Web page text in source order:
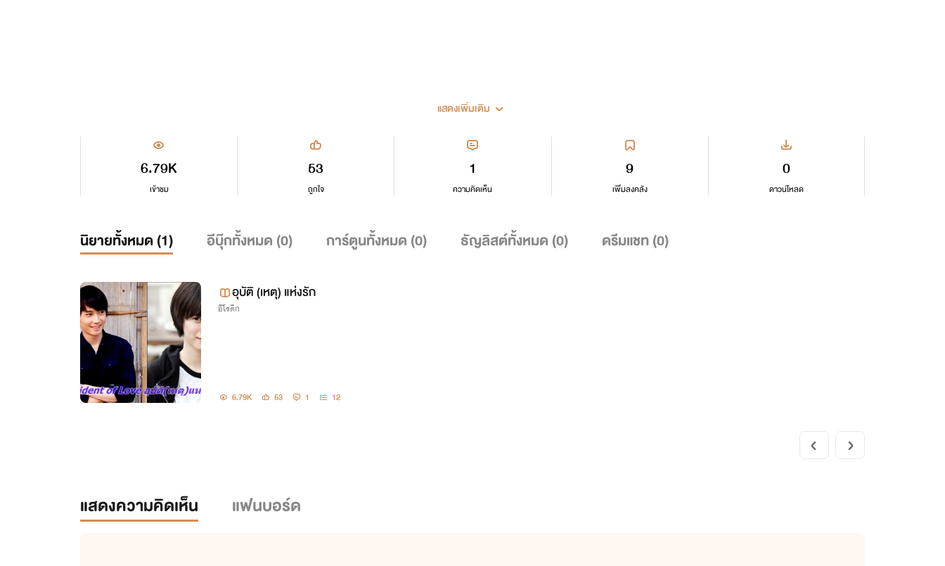
แสดงเพิ่มเติม
6.79K
เข้าชม
9
เพิ่มลงคลัง
53
ถูกใจ
0
ดาวน์โหลด
1
ความคิดเห็น
นิยายทั้งหมด (1) อีบุ๊กทั้งหมด (0) การ์ตูนทั้งหมด (0) ธัญลิสต์ทั้งหมด (0) ดรีมแชท (0)
อุบัติ (เหตุ) แห่งรัก
อีโรติก
6.79K 53 1 12
แสดงความคิดเห็น แฟนบอร์ด